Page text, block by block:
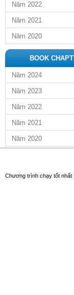
Năm 2022
Năm 2021
Năm 2020
BOOK
Năm 2024
Năm 2023
Năm 2022
Năm 2021
Năm 2020
Chương trình chạy tốt nhất